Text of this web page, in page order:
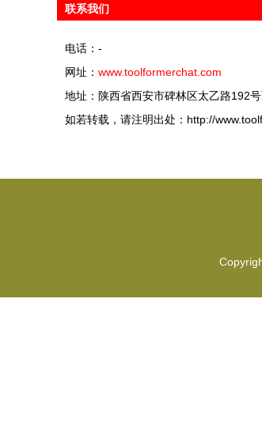
联系我们
电话：-
网址： www.toolformerchat.com
地址：陕西省西安市碑林区太乙路192
如若转载，请注明出处：http://